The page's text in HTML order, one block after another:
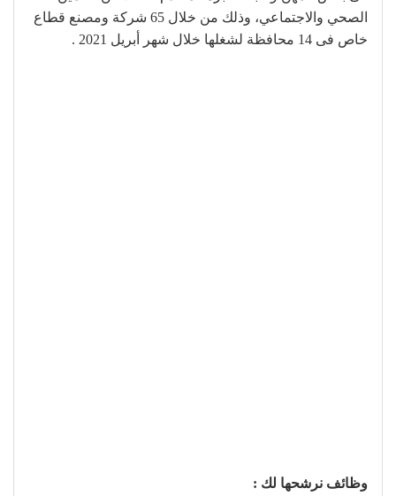
الصحي والاجتماعي، وذلك من خلال 65 شركة ومصنع قطاع
خاص فى 14 محافظة لشغلها خلال شهر أبريل 2021 .
وظائف نرشحها لك :